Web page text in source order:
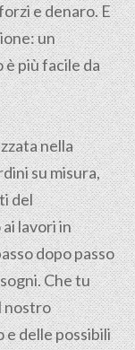
e denaro. E
un
più facile da
nella
su misura,
del
lavori in
dopo passo
Che tu
nostro
e delle possibili